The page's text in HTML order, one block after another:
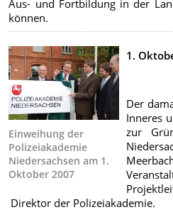
Aus- und Fortbildung in der
können.
Einweihung der
Polizeiakademie
Niedersachsen am 1.
Oktober 2007
1.
Der
Inneres
zur
Direktor der Polizeiakademie.